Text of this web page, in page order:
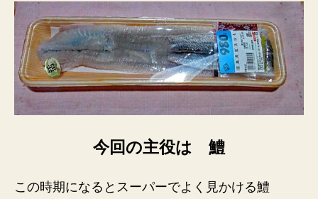
今回の主役は 鱧
この時期になるとスーパーでよく見かける鱧